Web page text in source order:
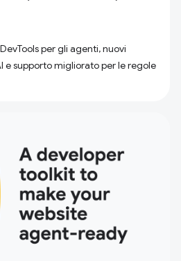
per gli agenti, nuovi
e supporto migliorato per le regole